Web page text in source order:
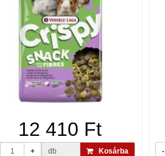
12 410 Ft
+ db
Kosárba
-